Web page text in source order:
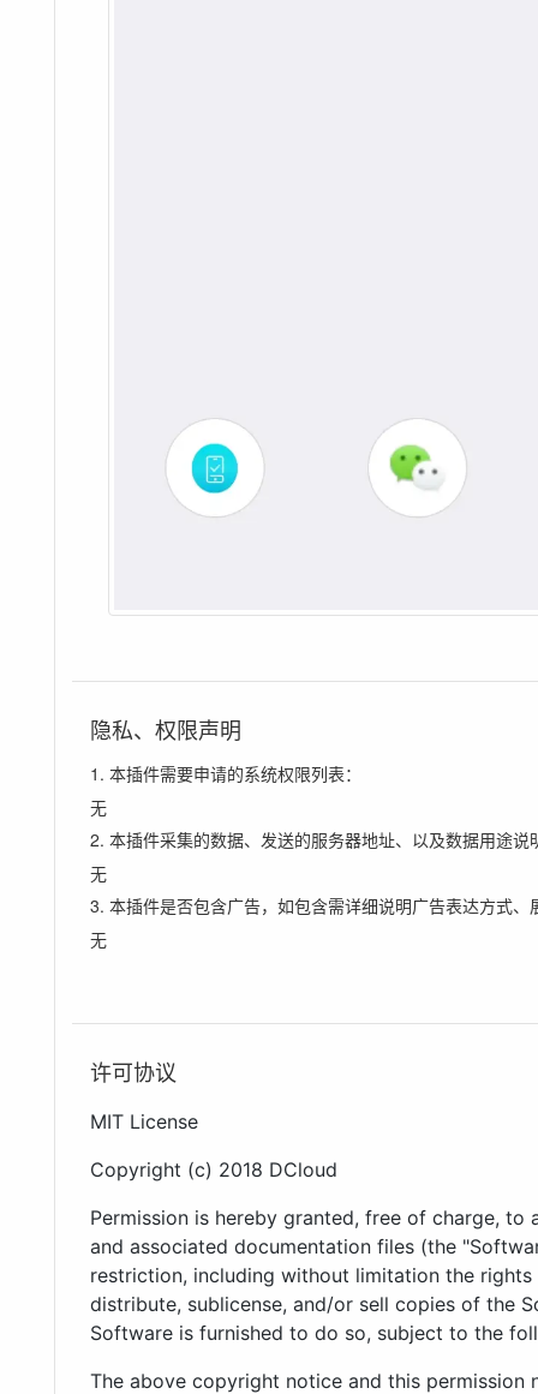
隐私、权限声明
1. 本插件需要申请的系统权限列表：
无
2. 本插件采集的数据、发送的服务器地址、以及数据用途说
无
3. 本插件是否包含广告，如包含需详细说明广告表达方式、
无
许可协议
MIT License
Copyright (c) 2018 DCloud
Permission is hereby granted, free of charge,
and associated documentation files (the
restriction, including without limitation the
distribute, sublicense, and/or sell copies of the
Software is furnished to do so, subject to the
The above copyright notice and this permission